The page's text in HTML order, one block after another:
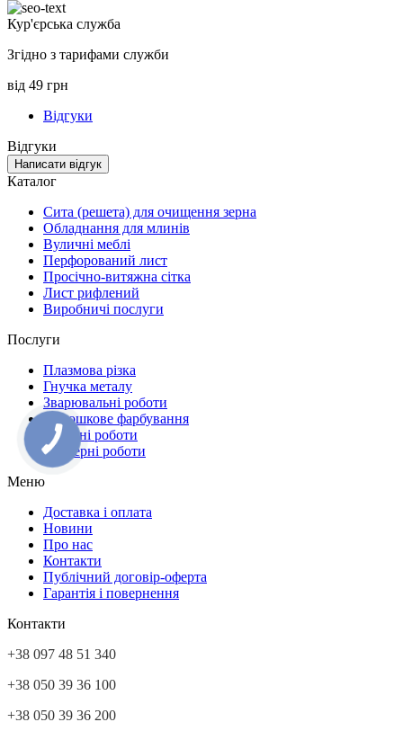
Кур'єрська служба
Згідно з тарифами служби
від 49 грн
Відгуки
Відгуки
Написати відгук
Каталог
Сита (решета) для очищення зерна
Обладнання для млинів
Вуличні меблі
Перфорований лист
Просічно-витяжна сітка
Лист рифлений
Виробничі послуги
Послуги
Плазмова різка
Гнучка металу
Зварювальні роботи
Порошкове фарбування
Токарні роботи
Фрезерні роботи
Меню
Доставка і оплата
Новини
Про нас
Контакти
Публічний договір-оферта
Гарантія і повернення
Контакти
+38 097 48 51 340
+38 050 39 36 100
+38 050 39 36 200